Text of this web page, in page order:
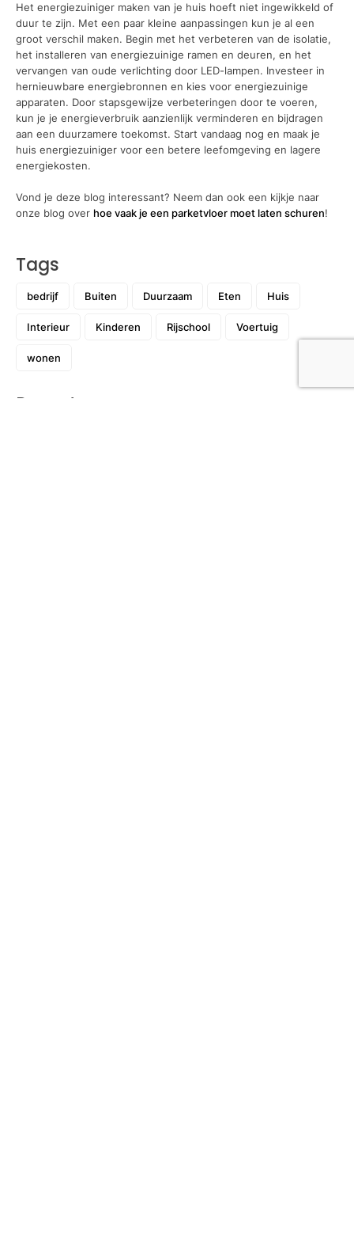
Het energiezuiniger maken van je huis hoeft niet ingewikkeld of
duur te zijn. Met een paar kleine aanpassingen kun je al een
groot verschil maken. Begin met het verbeteren van de isolatie,
het installeren van energiezuinige ramen en deuren, en het
vervangen van oude verlichting door LED-lampen. Investeer in
hernieuwbare energiebronnen en kies voor energiezuinige
apparaten. Door stapsgewijze verbeteringen door te voeren,
kun je je energieverbruik aanzienlijk verminderen en bijdragen
aan een duurzamere toekomst. Start vandaag nog en maak je
huis energiezuiniger voor een betere leefomgeving en lagere
energiekosten.
Vond je deze blog interessant? Neem dan ook een kijkje naar
onze blog over hoe vaak je een parketvloer moet laten schuren!
Tags
bedrijf Buiten Duurzaam Eten Huis
Interieur Kinderen Rijschool Voertuig
wonen
Recent